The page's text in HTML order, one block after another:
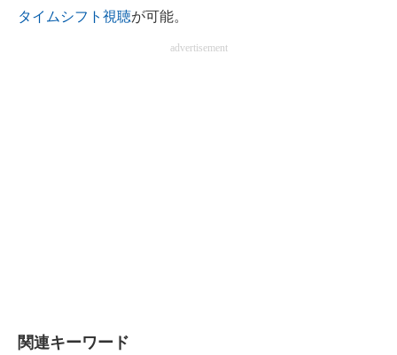
タイムシフト視聴が可能。
advertisement
関連キーワード